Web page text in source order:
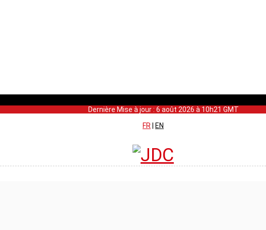
Dernière Mise à jour : 6 août 2026 à 10h21 GMT
FR
EN